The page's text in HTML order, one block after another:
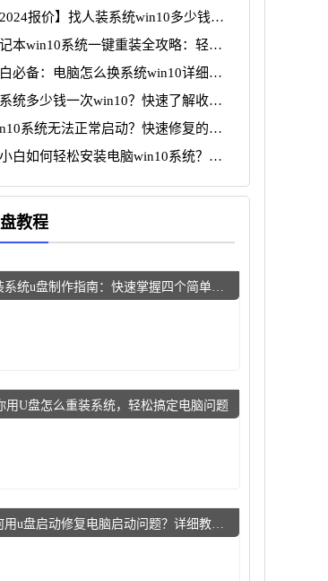
析
攻略一览
小白无忧
程
与注意事项
单步骤
教程
重装系统u盘制作指南：快速掌握四个简单步骤
用U盘怎么重装系统，轻松搞定电脑问题
如何用u盘启动修复电脑启动问题？详细教程指导小白用户